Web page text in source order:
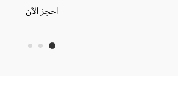
احجز الآن